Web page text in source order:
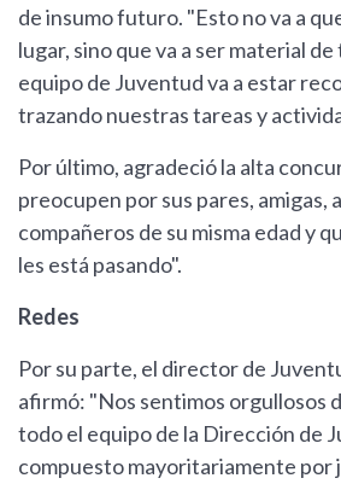
de insumo futuro. "Esto no va a
lugar, sino que va a ser material
equipo de Juventud va a estar
trazando nuestras tareas y
Por último, agradeció la alta
preocupen por sus pares, amigas,
compañeros de su misma edad y
les está pasando".
Redes
Por su parte, el director de
afirmó: "Nos sentimos orgullosos
todo el equipo de la Dirección de
compuesto mayoritariamente por